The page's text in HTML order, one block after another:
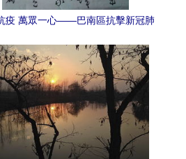
疫 萬眾一心——巴南區抗擊新冠肺